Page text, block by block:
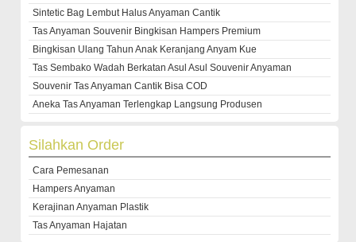
Sintetic Bag Lembut Halus Anyaman Cantik
Tas Anyaman Souvenir Bingkisan Hampers Premium
Bingkisan Ulang Tahun Anak Keranjang Anyam Kue
Tas Sembako Wadah Berkatan Asul Asul Souvenir Anyaman
Souvenir Tas Anyaman Cantik Bisa COD
Aneka Tas Anyaman Terlengkap Langsung Produsen
Silahkan Order
Cara Pemesanan
Hampers Anyaman
Kerajinan Anyaman Plastik
Tas Anyaman Hajatan